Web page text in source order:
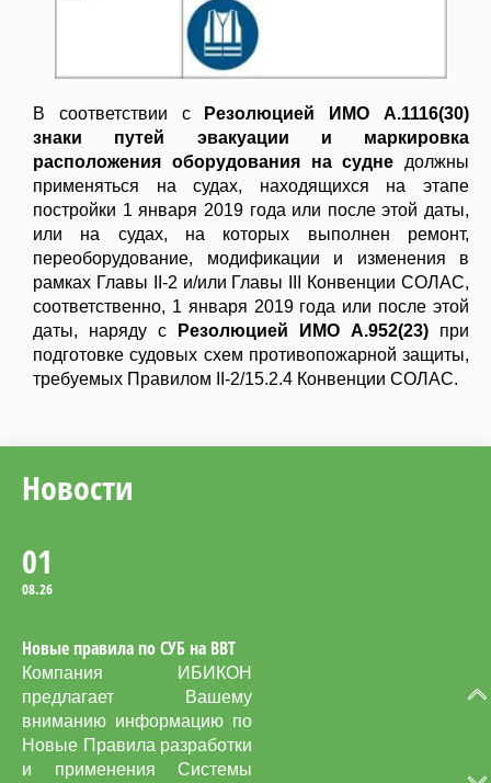
В соответствии с
Резолюцией ИМО А.1116(30)
знаки путей эвакуации и маркировка
расположения оборудования на судне должны
применяться на судах, находящихся на этапе
постройки 1 января 2019 года или после этой даты,
или на судах, на которых выполнен ремонт,
переоборудование, модификации и изменения в
рамках Главы II-2 и/или Главы III Конвенции СОЛАС,
соответственно, 1 января 2019 года или после этой
даты, наряду с
Резолюцией ИМО А.952(23) при
подготовке судовых схем противопожарной защиты,
требуемых Правилом II-2/15.2.4 Конвенции СОЛАС.
Новости
02
08.26
Безопасность учений по
оставлению судна
Компания ИБИКОН
предлагает Вашему
вниманию информацию по
новому Руководству по
обеспечению безопасности
во время учений по
01
08.26
Новые правила по СУБ на ВВТ
Компания ИБИКОН
предлагает Вашему
вниманию информацию по
Новые Правила разработки
и применения Системы